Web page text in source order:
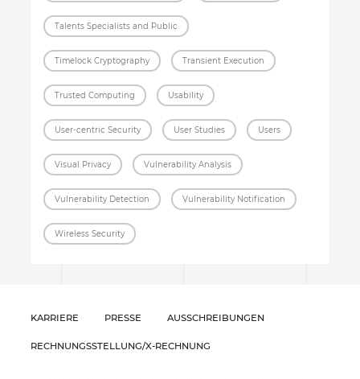
Talents Specialists and Public
Timelock Cryptography Transient Execution
Trusted Computing Usability
User-centric Security User Studies Users
Visual Privacy Vulnerability Analysis
Vulnerability Detection Vulnerability Notification
Wireless Security
KARRIERE PRESSE AUSSCHREIBUNGEN
RECHNUNGSSTELLUNG/X-RECHNUNG